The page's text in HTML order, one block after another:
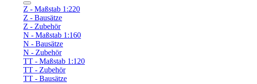
Z - Maßstab 1:220
Z - Bausätze
Z - Zubehör
N - Maßstab 1:160
N - Bausätze
N - Zubehör
TT - Maßstab 1:120
TT - Zubehör
TT - Bausätze